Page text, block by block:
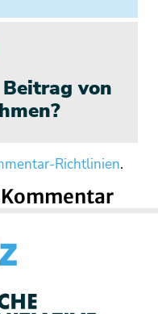
von
Richtlinien.
Kommentar